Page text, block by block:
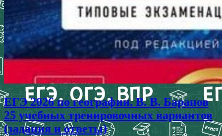
ЕГЭ 2026 по географии. В. В. Баранов
25 учебных тренировочных вариантов
(задания и ответы)